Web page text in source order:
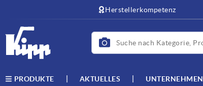
Herstellerkompetenz
PRODUKTE AKTUELLES UNTERNEHMEN